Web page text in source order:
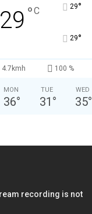
29 °C 29°
29°
4.7kmh 100 %
MON
36°
TUE
31 °
WED
35°